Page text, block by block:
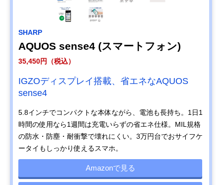
SHARP
AQUOS sense4 (スマートフォン)
35,450円（税込）
IGZOディスプレイ搭載、省エネなAQUOS
sense4
5.8インチでコンパクトな本体ながら、電池も長持ち。1日1
時間の使用なら1週間は充電いらずの省エネ仕様。MIL規格
の防水・防塵・耐衝撃で壊れにくい。3万円台でおサイフケ
ータイもしっかり使えるスマホ。
Amazonで見る